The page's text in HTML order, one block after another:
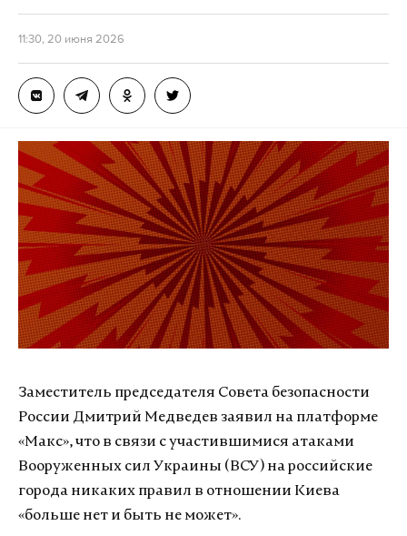
11:30, 20 июня 2026
Заместитель председателя Совета безопасности
России Дмитрий Медведев заявил на платформе
«Макс», что в связи с участившимися атаками
Вооруженных сил Украины (ВСУ) на российские
города никаких правил в отношении Киева
«больше нет и быть не может».